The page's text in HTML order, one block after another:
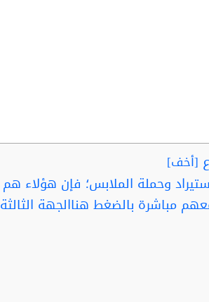
[أخف]
وحملة الملابس؛ فإن هؤلاء هم
مباشرة بالضغط هناالجهة الثالثة